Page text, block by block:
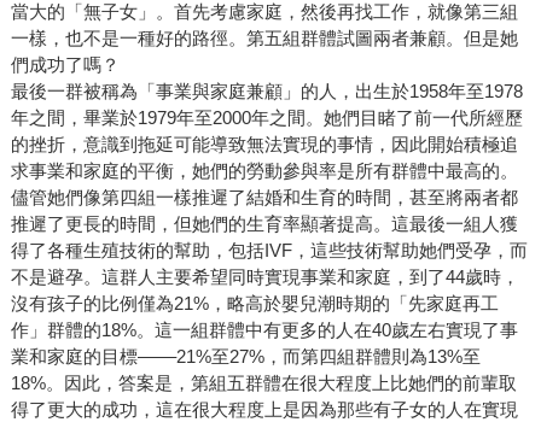
當大的「無子女」。首先考慮家庭，然後再找工作，就像第三組
一樣，也不是一種好的路徑。第五組群體試圖兩者兼顧。但是她
們成功了嗎？
最後一群被稱為「事業與家庭兼顧」的人，出生於1958年至1978
年之間，畢業於1979年至2000年之間。她們目睹了前一代所經歷
的挫折，意識到拖延可能導致無法實現的事情，因此開始積極追
求事業和家庭的平衡，她們的勞動參與率是所有群體中最高的。
儘管她們像第四組一樣推遲了結婚和生育的時間，甚至將兩者都
推遲了更長的時間，但她們的生育率顯著提高。這最後一組人獲
得了各種生殖技術的幫助，包括IVF，這些技術幫助她們受孕，而
不是避孕。這群人主要希望同時實現事業和家庭，到了44歲時，
沒有孩子的比例僅為21%，略高於嬰兒潮時期的「先家庭再工
作」群體的18%。這一組群體中有更多的人在40歲左右實現了事
業和家庭的目標––––21%至27%，而第四組群體則為13%至
18%。因此，答案是，第組五群體在很大程度上比她們的前輩取
得了更大的成功，這在很大程度上是因為那些有子女的人在實現